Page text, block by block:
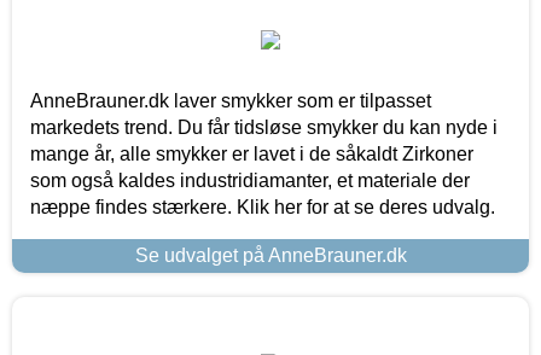
AnneBrauner.dk laver smykker som er tilpasset
markedets trend. Du får tidsløse smykker du kan nyde i
mange år, alle smykker er lavet i de såkaldt Zirkoner
som også kaldes industridiamanter, et materiale der
næppe findes stærkere. Klik her for at se deres udvalg.
Se udvalget på AnneBrauner.dk